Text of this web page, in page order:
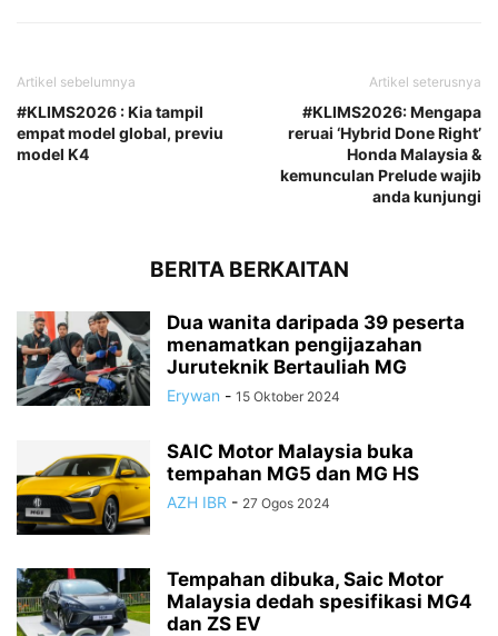
Artikel sebelumnya
#KLIMS2026 : Kia tampil
empat model global, previu
model K4
Artikel seterusnya
#KLIMS2026: Mengapa
reruai ‘Hybrid Done Right’
Honda Malaysia &
kemunculan Prelude wajib
anda kunjungi
BERITA BERKAITAN
Dua wanita daripada 39 peserta
menamatkan pengijazahan
Juruteknik Bertauliah MG
Erywan - 15 Oktober 2024
SAIC Motor Malaysia buka
tempahan MG5 dan MG HS
AZH IBR - 27 Ogos 2024
Tempahan dibuka, Saic Motor
Malaysia dedah spesifikasi MG4
dan ZS EV